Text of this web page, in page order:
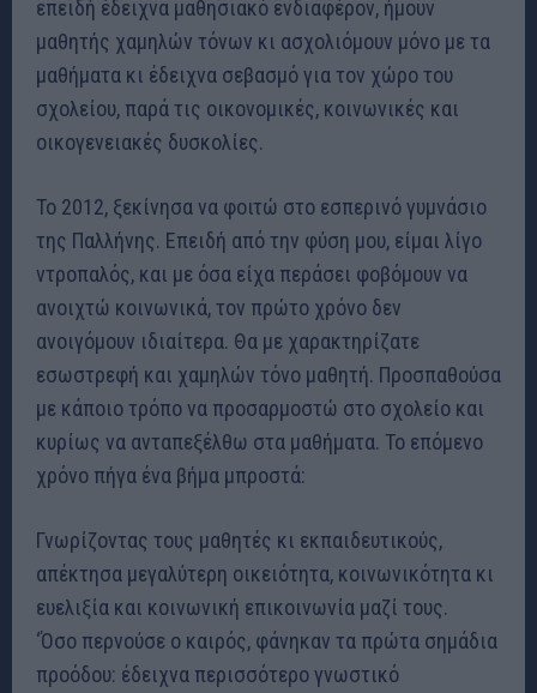
επειδή έδειχνα μαθησιακό ενδιαφέρον, ήμουν
μαθητής χαμηλών τόνων κι ασχολιόμουν μόνο με τα
μαθήματα κι έδειχνα σεβασμό για τον χώρο του
σχολείου, παρά τις οικονομικές, κοινωνικές και
οικογενειακές δυσκολίες.
Το 2012, ξεκίνησα να φοιτώ στο εσπερινό γυμνάσιο
της Παλλήνης. Επειδή από την φύση μου, είμαι λίγο
ντροπαλός, και με όσα είχα περάσει φοβόμουν να
ανοιχτώ κοινωνικά, τον πρώτο χρόνο δεν
ανοιγόμουν ιδιαίτερα. Θα με χαρακτηρίζατε
εσωστρεφή και χαμηλών τόνο μαθητή. Προσπαθούσα
με κάποιο τρόπο να προσαρμοστώ στο σχολείο και
κυρίως να ανταπεξέλθω στα μαθήματα. Το επόμενο
χρόνο πήγα ένα βήμα μπροστά:
Γνωρίζοντας τους μαθητές κι εκπαιδευτικούς,
απέκτησα μεγαλύτερη οικειότητα, κοινωνικότητα κι
ευελιξία και κοινωνική επικοινωνία μαζί τους.
‘Όσο περνούσε ο καιρός, φάνηκαν τα πρώτα σημάδια
προόδου: έδειχνα περισσότερο γνωστικό